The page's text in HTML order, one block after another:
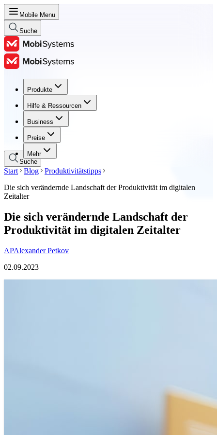
Mobile Menu
Suche
Produkte
Hilfe & Ressourcen
Business
Preise
Mehr
Produkte
Hilfe & Ressourcen
Business
Preise
Suche
Start Blog
Produktivitätstipps
Die sich verändernde Landschaft der Produktivität im digitalen
Zeitalter
Die sich verändernde Landschaft der
Produktivität im digitalen Zeitalter
APAlexander Petkov
02.09.2023